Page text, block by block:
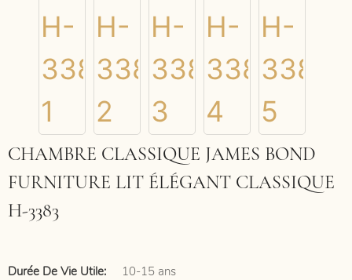
CHAMBRE CLASSIQUE JAMES BOND
FURNITURE LIT ÉLÉGANT CLASSIQUE
H-3383
Durée De Vie Utile:
10-15 ans